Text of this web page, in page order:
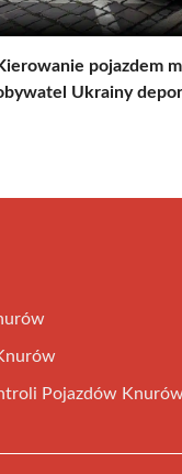
pojazdem
Ukrainy
Pojazdów